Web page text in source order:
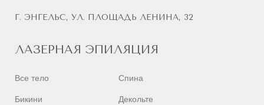
Г. ЭНГЕЛЬС, УЛ. ПЛОЩАДЬ ЛЕНИНА, 32
ЛАЗЕРНАЯ ЭПИЛЯЦИЯ
Все тело
Бикини
Спина
Декольте